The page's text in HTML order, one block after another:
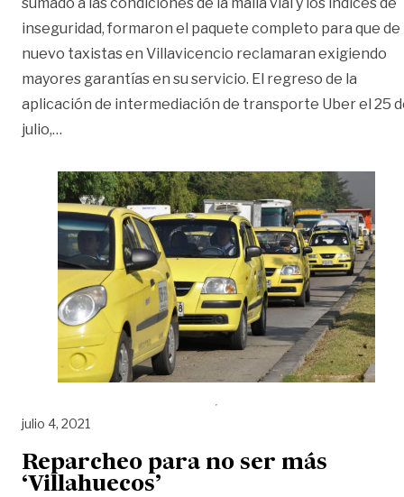
inseguridad, formaron el paquete completo para que de
nuevo taxistas en Villavicencio reclamaran exigiendo
mayores garantías en su servicio. El regreso de la
aplicación de intermediación de transporte Uber el 25
julio,…
julio 4, 2021
Reparcheo para no ser más
‘Villahuecos’